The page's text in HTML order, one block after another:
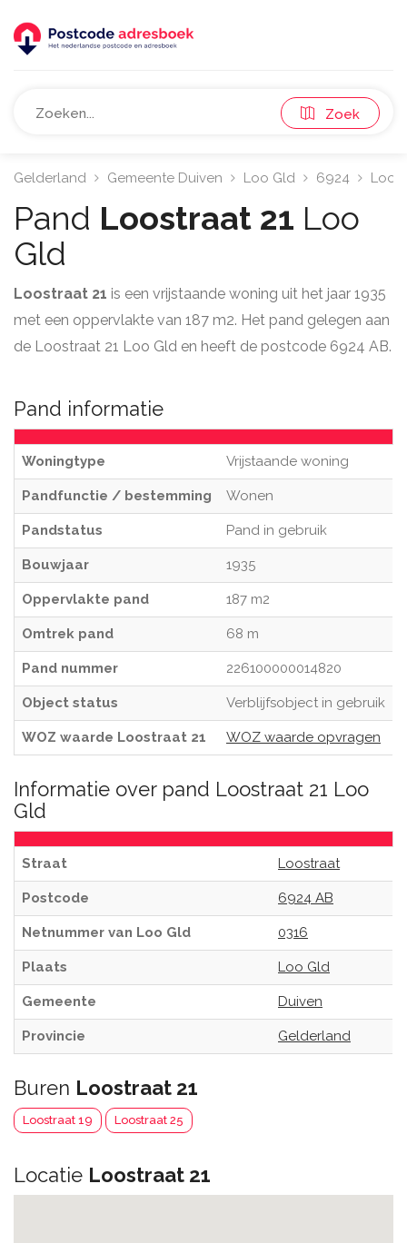
Zoek
Gelderland Gemeente Duiven Loo Gld 6924
Pand Loostraat 21 Loo
Gld
Loostraat 21 is een vrijstaande woning uit het jaar 1935
met een oppervlakte van 187 m2. Het pand gelegen aan
de Loostraat 21 Loo Gld en heeft de postcode 6924 AB.
Pand informatie
Woningtype Vrijstaande woning
Pandfunctie / bestemming Wonen
Pandstatus Pand in gebruik
Bouwjaar 1935
Oppervlakte pand 187 m2
Omtrek pand 68 m
Pand nummer 226100000014820
Object status Verblijfsobject in gebruik
WOZ waarde Loostraat 21 WOZ waarde opvragen
Informatie over pand Loostraat 21 Loo
Gld
Straat Loostraat
Postcode 6924 AB
Netnummer van Loo Gld 0316
Plaats Loo Gld
Gemeente Duiven
Provincie Gelderland
Buren Loostraat 21
Loostraat 19 Loostraat 25
Locatie Loostraat 21